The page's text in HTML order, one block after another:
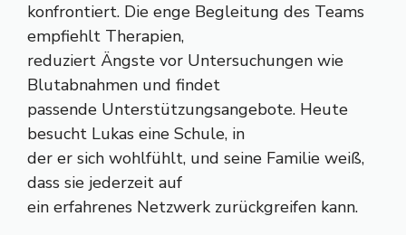
konfrontiert. Die enge Begleitung des Teams
empfiehlt Therapien,
reduziert Ängste vor Untersuchungen wie
Blutabnahmen und findet
passende Unterstützungsangebote. Heute
besucht Lukas eine Schule, in
der er sich wohlfühlt, und seine Familie weiß,
dass sie jederzeit auf
ein erfahrenes Netzwerk zurückgreifen kann.